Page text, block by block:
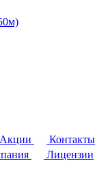
Акции
Контакты
Лицензии